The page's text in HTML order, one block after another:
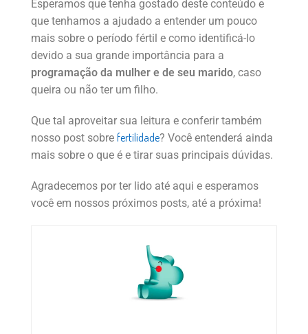
Esperamos que tenha gostado deste conteúdo e
que tenhamos a ajudado a entender um pouco
mais sobre o período fértil e como identificá-lo
devido a sua grande importância para a
programação da mulher e de seu marido, caso
queira ou não ter um filho.
Que tal aproveitar sua leitura e conferir também
nosso post sobre fertilidade? Você entenderá ainda
mais sobre o que é e tirar suas principais dúvidas.
Agradecemos por ter lido até aqui e esperamos
você em nossos próximos posts, até a próxima!